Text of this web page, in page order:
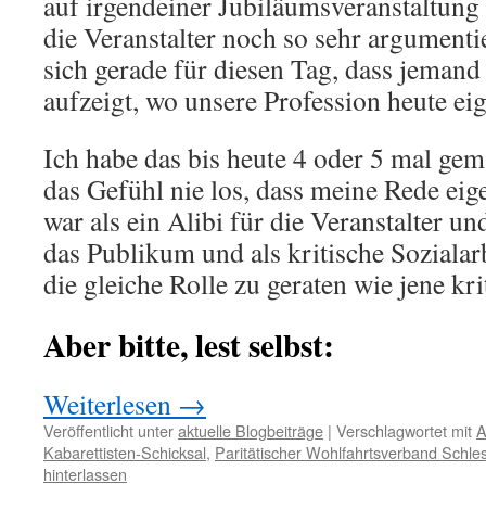
die Veranstalter noch so sehr
sich gerade für diesen Tag, dass
aufzeigt, wo unsere Profession heute
Ich habe das bis heute 4 oder 5 mal
das Gefühl nie los, dass meine Rede
war als ein Alibi für die Veranstalter
das Publikum und als kritische
die gleiche Rolle zu geraten wie jene
Aber bitte, lest selbst:
Weiterlesen →
Veröffentlicht unteraktuelle Blogbeiträge | Verschlagwortet mit
Kabarettisten-Schicksal, Paritätischer Wohlfahrtsverband
hinterlassen